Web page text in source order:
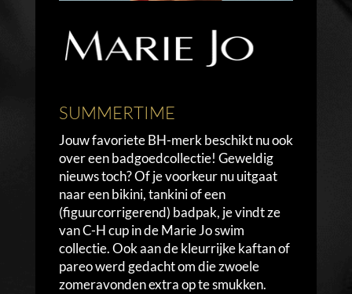
SUMMERTIME
Jouw favoriete BH-merk beschikt nu ook
over een badgoedcollectie! Geweldig
nieuws toch? Of je voorkeur nu uitgaat
naar een bikini, tankini of een
(figuurcorrigerend) badpak, je vindt ze
van C-H cup in de Marie Jo swim
collectie. Ook aan de kleurrijke kaftan of
pareo werd gedacht om die zwoele
zomeravonden extra op te smukken.